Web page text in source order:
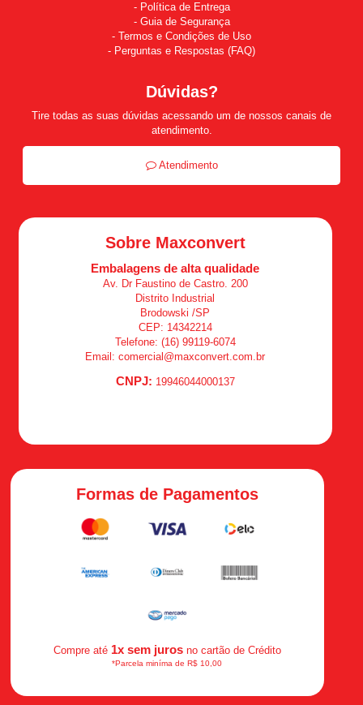
Política de Entrega
Guia de Segurança
Termos e Condições de Uso
Perguntas e Respostas (FAQ)
Dúvidas?
Tire todas as suas dúvidas acessando um de nossos canais de
atendimento.
Atendimento
Sobre Maxconvert
Embalagens de alta qualidade
Av. Dr Faustino de Castro. 200
Distrito Industrial
Brodowski /SP
CEP: 14342214
Telefone: (16) 99119-6074
Email: comercial@maxconvert.com.br
CNPJ: 19946044000137
Formas de Pagamentos
Compre até 1x sem juros no cartão de Crédito
*Parcela miníma de R$ 10,00